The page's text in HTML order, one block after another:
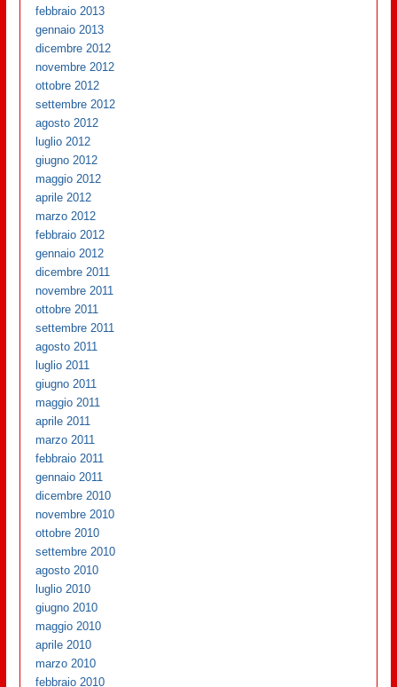
febbraio 2013
gennaio 2013
dicembre 2012
novembre 2012
ottobre 2012
settembre 2012
agosto 2012
luglio 2012
giugno 2012
maggio 2012
aprile 2012
marzo 2012
febbraio 2012
gennaio 2012
dicembre 2011
novembre 2011
ottobre 2011
settembre 2011
agosto 2011
luglio 2011
giugno 2011
maggio 2011
aprile 2011
marzo 2011
febbraio 2011
gennaio 2011
dicembre 2010
novembre 2010
ottobre 2010
settembre 2010
agosto 2010
luglio 2010
giugno 2010
maggio 2010
aprile 2010
marzo 2010
febbraio 2010